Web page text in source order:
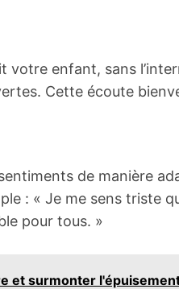
votre enfant, sans
Cette écoute
de manière
: « Je me sens triste
pour tous. »
et surmonter